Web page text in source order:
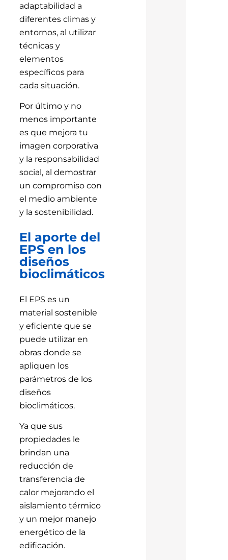
adaptabilidad a
diferentes climas y
entornos, al utilizar
técnicas y
elementos
específicos para
cada situación.
Por último y no
menos importante
es que mejora tu
imagen corporativa
y la responsabilidad
social, al demostrar
un compromiso con
el medio ambiente
y la sostenibilidad.
El aporte del
EPS en los
diseños
bioclimáticos
El EPS es un
material sostenible
y eficiente que se
puede utilizar en
obras donde se
apliquen los
parámetros de los
diseños
bioclimáticos.
Ya que sus
propiedades le
brindan una
reducción de
transferencia de
calor mejorando el
aislamiento térmico
y un mejor manejo
energético de la
edificación.